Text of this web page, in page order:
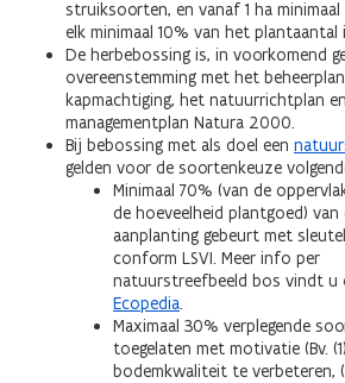
struiksoorten, en vanaf 1 ha
elk minimaal 10% van het plantaantal
De herbebossing is, in voorkomend
overeenstemming met het
kapmachtiging, het natuurrichtplan
managementplan Natura 2000.
Bij bebossing met als doel een
gelden voor de soortenkeuze
Minimaal 70% (van de
de hoeveelheid plantgoed) van
aanplanting gebeurt met
conform LSVI. Meer info per
natuurstreefbeeld bos vindt u
Ecopedia.
Maximaal 30% verplegende
toegelaten met motivatie (Bv.
bodemkwaliteit te verbeteren,